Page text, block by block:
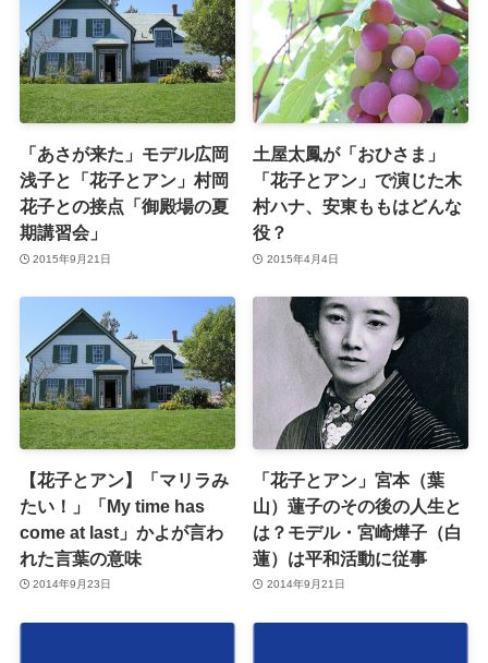
「あさが来た」モデル広岡
浅子と「花子とアン」村岡
花子との接点「御殿場の夏
期講習会」
2015年9月21日
土屋太鳳が「おひさま」
「花子とアン」で演じた木
村ハナ、安東ももはどんな
役？
2015年4月4日
【花子とアン】「マリラみ
たい！」「My time has
come at last」かよが言わ
れた言葉の意味
2014年9月23日
「花子とアン」宮本（葉
山）蓮子のその後の人生と
は？モデル・宮崎燁子（白
蓮）は平和活動に従事
2014年9月21日